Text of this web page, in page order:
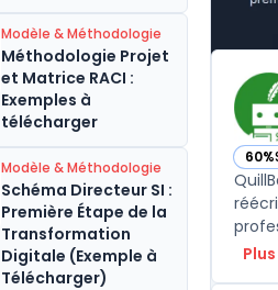
Modèle & Méthodologie
Méthodologie Projet
et Matrice RACI :
Exemples à
télécharger
Modèle & Méthodologie
Schéma Directeur SI :
Première Étape de la
Transformation
Digitale (Exemple à
Télécharger)
60%
—